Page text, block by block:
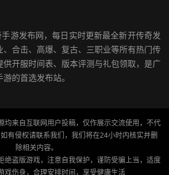
游发布网，每日实时更新最全新开传奇发
合击、高爆、复古、三职业等所有热门传
开服时间表、版本评测与礼包领取，是广
的首选发布站。
均来自互联网用户投稿，仅作展示交流使用，不代
有侵权请联系我们，我们将在24小时内核实并删
除相关内容。
绝盗版游戏，注意自我保护，谨防受骗上当，适度
戏伤身，合理安排时间，享受健康生活